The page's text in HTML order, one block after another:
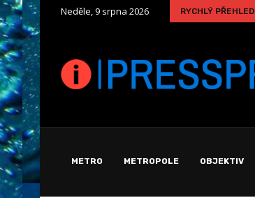
Neděle, 9 srpna 2026 RYCHLÝ PŘEHLED
Bezpečná a pohodlná cesta k ochraně svého mazlíčka
METRO METROPOLE OBJEKTIV